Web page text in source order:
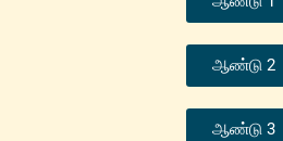
ஆண்டு 2
ஆண்டு 3